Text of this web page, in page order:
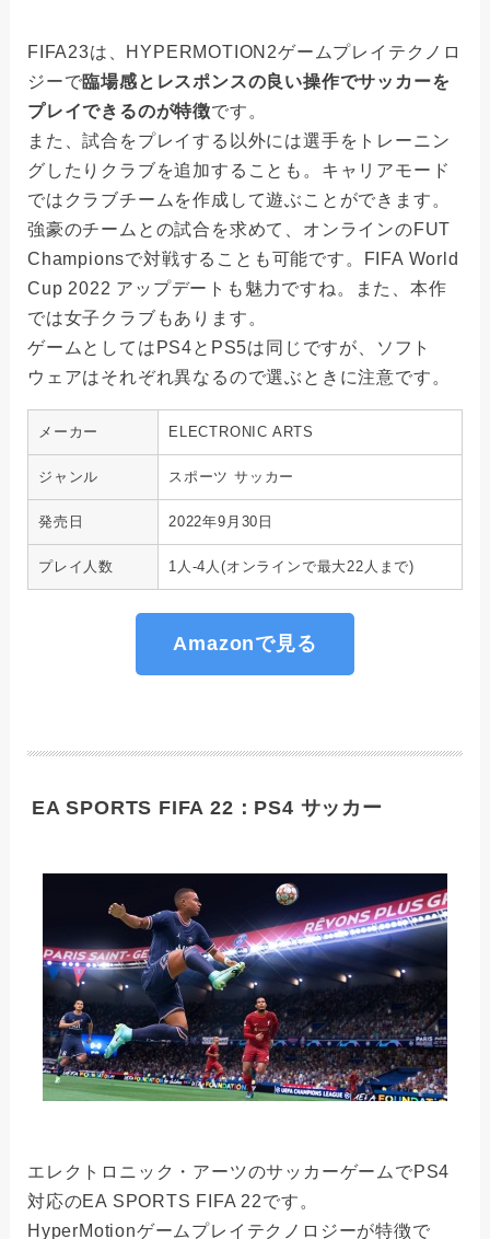
FIFA23は、HYPERMOTION2ゲームプレイテクノロ
ジーで臨場感とレスポンスの良い操作でサッカーを
プレイできるのが特徴です。
また、試合をプレイする以外には選手をトレーニン
グしたりクラブを追加することも。キャリアモード
ではクラブチームを作成して遊ぶことができます。
強豪のチームとの試合を求めて、オンラインのFUT
Championsで対戦することも可能です。FIFA World
Cup 2022 アップデートも魅力ですね。また、本作
では女子クラブもあります。
ゲームとしてはPS4とPS5は同じですが、ソフト
ウェアはそれぞれ異なるので選ぶときに注意です。
メーカー ELECTRONIC ARTS
ジャンル スポーツ サッカー
発売日 2022年9月30日
プレイ人数 1人-4人(オンラインで最大22人まで)
Amazonで見る
EA SPORTS FIFA 22：PS4 サッカー
エレクトロニック・アーツのサッカーゲームでPS4
対応のEA SPORTS FIFA 22です。
HyperMotionゲームプレイテクノロジーが特徴で